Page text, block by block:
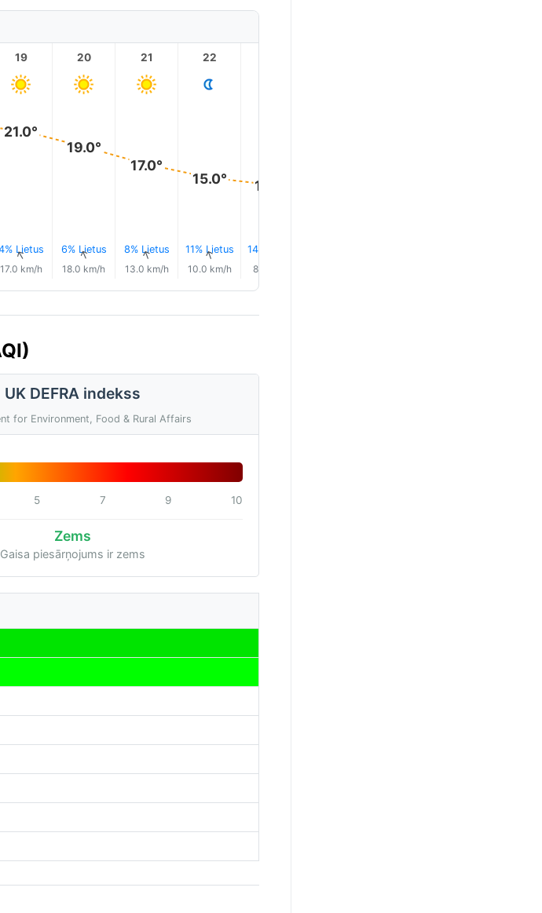
19
21.0°
Lietus
↑
17.0 km/h
20
19.0°
6% Lietus
↑
18.0 km/h
21
17.0°
8% Lietus
↑
13.0 km/h
22
15.0°
11% Lietus
↑
10.0 km/h
14.0°
14% Lietus
8.0 km/h
UK DEFRA indekss
for Environment, Food & Rural Affairs
5 7 9 10
Zems
Gaisa piesārņojums ir zems